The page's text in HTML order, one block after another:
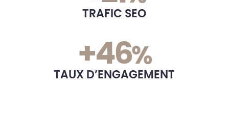
TRAFIC SEO
+46%
TAUX D’ENGAGEMENT